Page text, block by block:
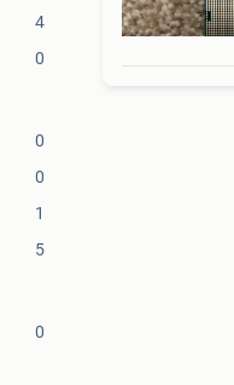
4
0
0
0
1
5
0